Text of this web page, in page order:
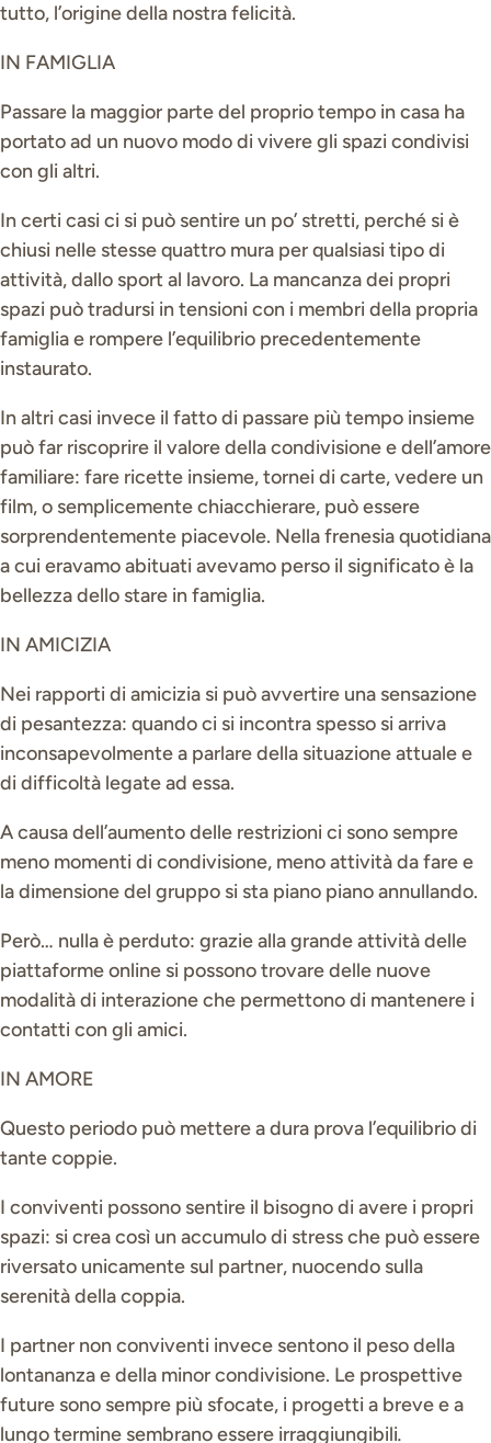
tutto, l’origine della nostra felicità.
IN FAMIGLIA
Passare la maggior parte del proprio tempo in casa ha
portato ad un nuovo modo di vivere gli spazi condivisi
con gli altri.
In certi casi ci si può sentire un po’ stretti, perché si è
chiusi nelle stesse quattro mura per qualsiasi tipo di
attività, dallo sport al lavoro. La mancanza dei propri
spazi può tradursi in tensioni con i membri della propria
famiglia e rompere l’equilibrio precedentemente
instaurato.
In altri casi invece il fatto di passare più tempo insieme
può far riscoprire il valore della condivisione e dell’amore
familiare: fare ricette insieme, tornei di carte, vedere un
film, o semplicemente chiacchierare, può essere
sorprendentemente piacevole. Nella frenesia quotidiana
a cui eravamo abituati avevamo perso il significato è la
bellezza dello stare in famiglia.
IN AMICIZIA
Nei rapporti di amicizia si può avvertire una sensazione
di pesantezza: quando ci si incontra spesso si arriva
inconsapevolmente a parlare della situazione attuale e
di difficoltà legate ad essa.
A causa dell’aumento delle restrizioni ci sono sempre
meno momenti di condivisione, meno attività da fare e
la dimensione del gruppo si sta piano piano annullando.
Però… nulla è perduto: grazie alla grande attività delle
piattaforme online si possono trovare delle nuove
modalità di interazione che permettono di mantenere i
contatti con gli amici.
IN AMORE
Questo periodo può mettere a dura prova l’equilibrio di
tante coppie.
I conviventi possono sentire il bisogno di avere i propri
spazi: si crea così un accumulo di stress che può essere
riversato unicamente sul partner, nuocendo sulla
serenità della coppia.
I partner non conviventi invece sentono il peso della
lontananza e della minor condivisione. Le prospettive
future sono sempre più sfocate, i progetti a breve e a
lungo termine sembrano essere irraggiungibili.